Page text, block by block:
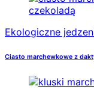
Ekologiczne
Ciasto marchewkowe z